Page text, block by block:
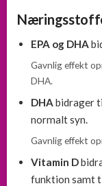
EPA og DHA
Gavnlig effekt
DHA.
DHAbidrager
normalt syn.
Gavnlig effekt
Vitamin D
funktion samt